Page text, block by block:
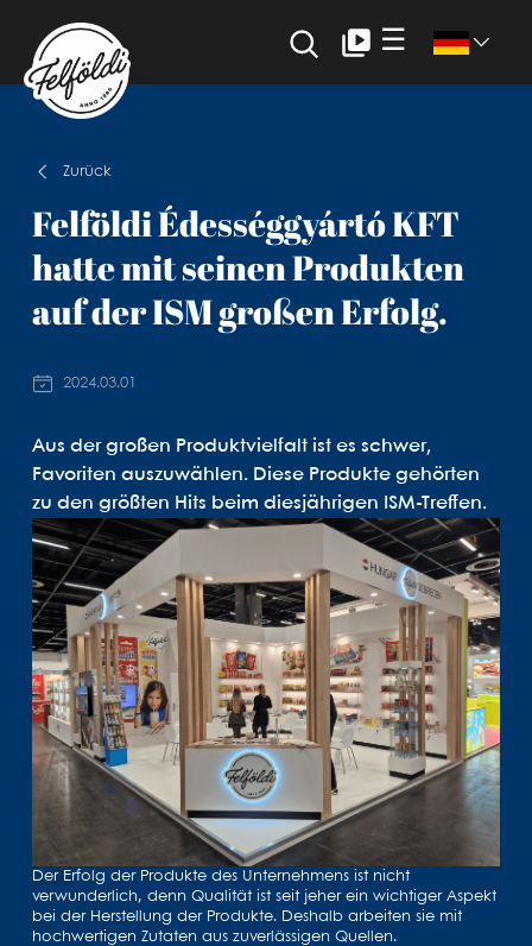
☰
Zurück
Felföldi Édességgyártó KFT
hatte mit seinen Produkten
auf der ISM großen Erfolg.
2024.03.01
Aus der großen Produktvielfalt ist es schwer,
Favoriten auszuwählen. Diese Produkte gehörten
zu den größten Hits beim diesjährigen ISM-Treffen.
Der Erfolg der Produkte des Unternehmens ist nicht
verwunderlich, denn Qualität ist seit jeher ein wichtiger Aspekt
bei der Herstellung der Produkte. Deshalb arbeiten sie mit
hochwertigen Zutaten aus zuverlässigen Quellen.